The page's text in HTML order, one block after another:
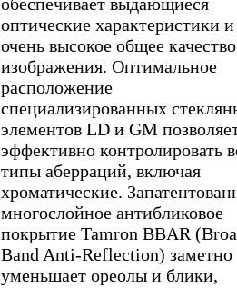
оптические характеристики и
очень высокое общее качество
изображения. Оптимальное
расположение
специализированных
элементов LD и GM
эффективно контролировать
типы аберраций, включая
хроматические.
многослойное антибликовое
покрытие Tamron BBAR
Band Anti-Reflection) заметно
уменьшает ореолы и блики,